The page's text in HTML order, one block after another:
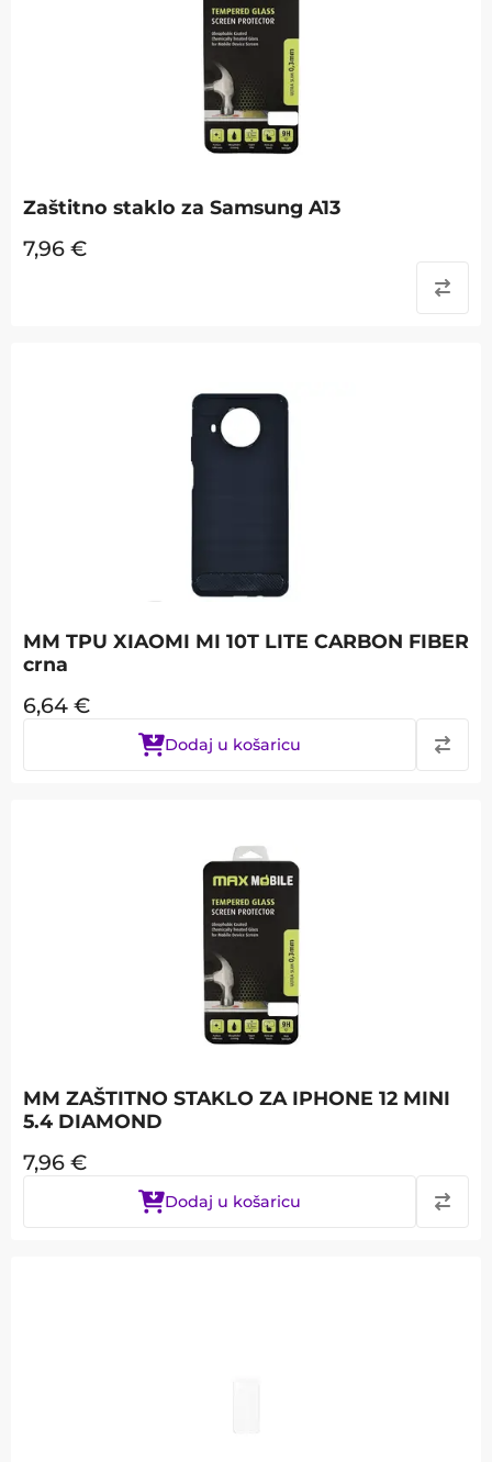
Zaštitno staklo za Samsung A13
7,96 €
MM TPU XIAOMI MI 10T LITE CARBON FIBER
crna
6,64 €
Dodaj u košaricu
MM ZAŠTITNO STAKLO ZA IPHONE 12 MINI
5.4 DIAMOND
7,96 €
Dodaj u košaricu